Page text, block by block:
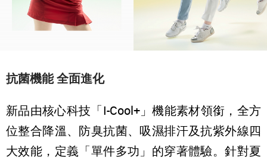
抗菌機能 全面進化
新品由核心科技「I-Cool+」機能素材領銜，全方
位整合降溫、防臭抗菌、吸濕排汗及抗紫外線四
大效能，定義「單件多功」的穿著體驗。針對夏